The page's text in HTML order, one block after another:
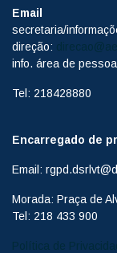
Email
secretaria/
direção:
info. área de
Tel: 218428880
Encarregado de
Email:
Morada: Praça de
Tel: 218 433 900
Política de